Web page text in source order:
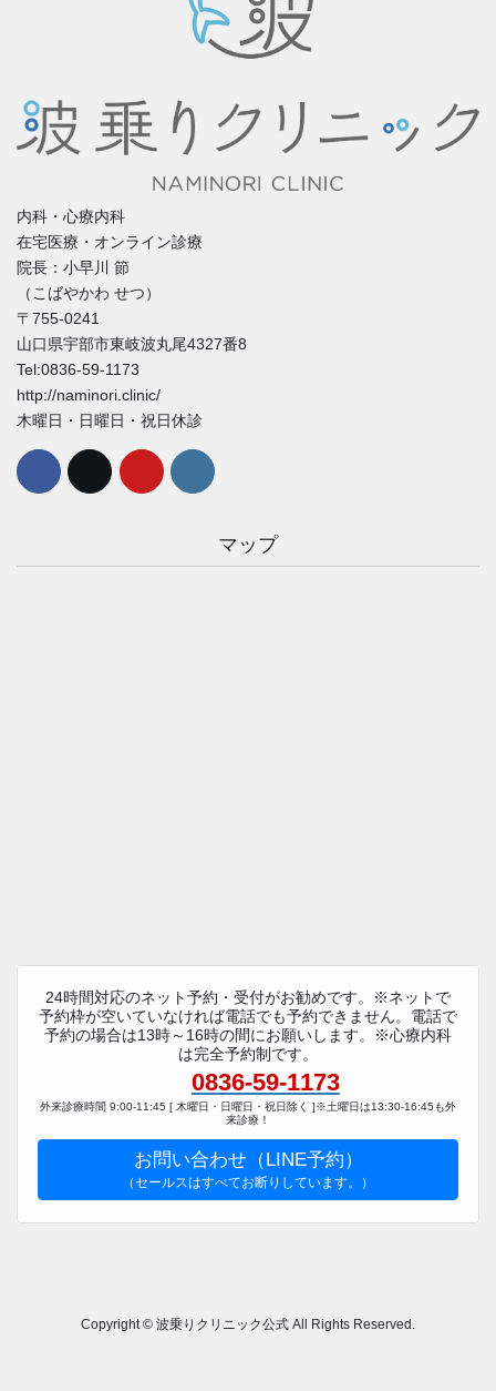
内科・心療内科
在宅医療・オンライン診療
院長：小早川 節
（こばやかわ せつ）
〒755-0241
山口県宇部市東岐波丸尾4327番8
Tel:0836-59-1173
http://naminori.clinic/
木曜日・日曜日・祝日休診
マップ
24時間対応のネット予約・受付がお勧めです。※ネットで
予約枠が空いていなければ電話でも予約できません。電話で
予約の場合は13時～16時の間にお願いします。※心療内科
は完全予約制です。
0836-59-1173
外来診療時間 9:00-11:45 [ 木曜日・日曜日・祝日除く ]※土曜日は13:30-16:45も外
来診療！
お問い合わせ（LINE予約）
（セールスはすべてお断りしています。）
Copyright © 波乗りクリニック公式 All Rights Reserved.